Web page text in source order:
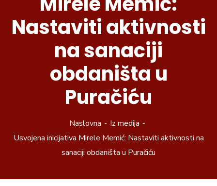
Nastaviti aktivnosti
na sanaciji
obdaništa u
Puračiću
Naslovna
Iz medija
Usvojena inicijativa Mirele Memić: Nastaviti aktivnosti na
sanaciji obdaništa u Puračiću